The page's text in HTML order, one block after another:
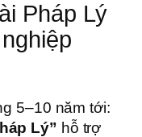
Pháp Lý
5–10 năm tới:
Lý” hỗ trợ